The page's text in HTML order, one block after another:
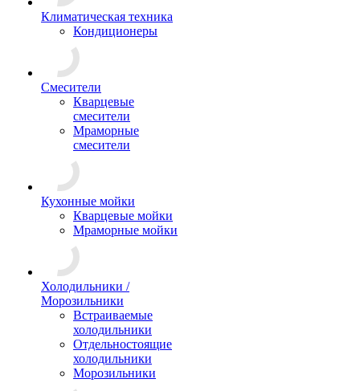
Климатическая техника
Кондиционеры
Смесители
Кварцевые
смесители
Мраморные
смесители
Кухонные мойки
Кварцевые мойки
Мраморные мойки
Холодильники /
Морозильники
Встраиваемые
холодильники
Отдельностоящие
холодильники
Морозильники